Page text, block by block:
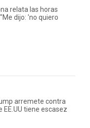
relata las horas
dijo: 'no quiero
arremete contra
tiene escasez